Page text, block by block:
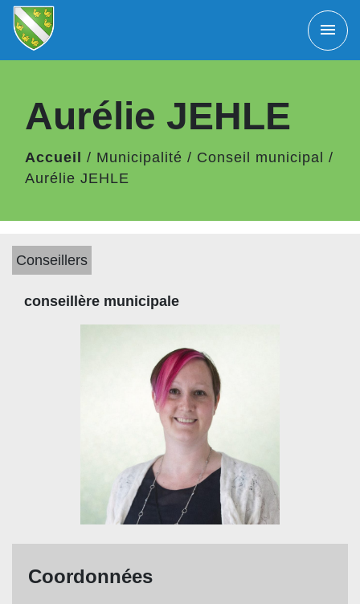
menu
Aurélie JEHLE
Accueil / Municipalité / Conseil municipal /
Aurélie JEHLE
Conseillers
conseillère municipale
Coordonnées